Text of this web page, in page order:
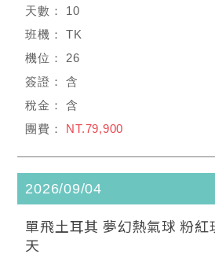
10
TK
26
含
含
NT.79,900
2026/09/04
單飛土耳其 夢幻熱氣球 粉
天